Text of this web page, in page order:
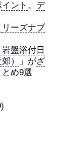
ント 。 デ
リーズナブ
盤浴付日
）
」がざ
とめ9選